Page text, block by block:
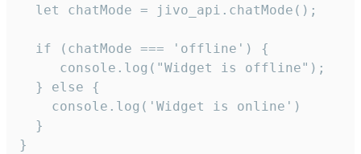
  let chatMode = jivo_api.chatMode();
  if (chatMode === 'offline') {
     console.log("Widget is offline");
  } else {
    console.log('Widget is online')
  }
}